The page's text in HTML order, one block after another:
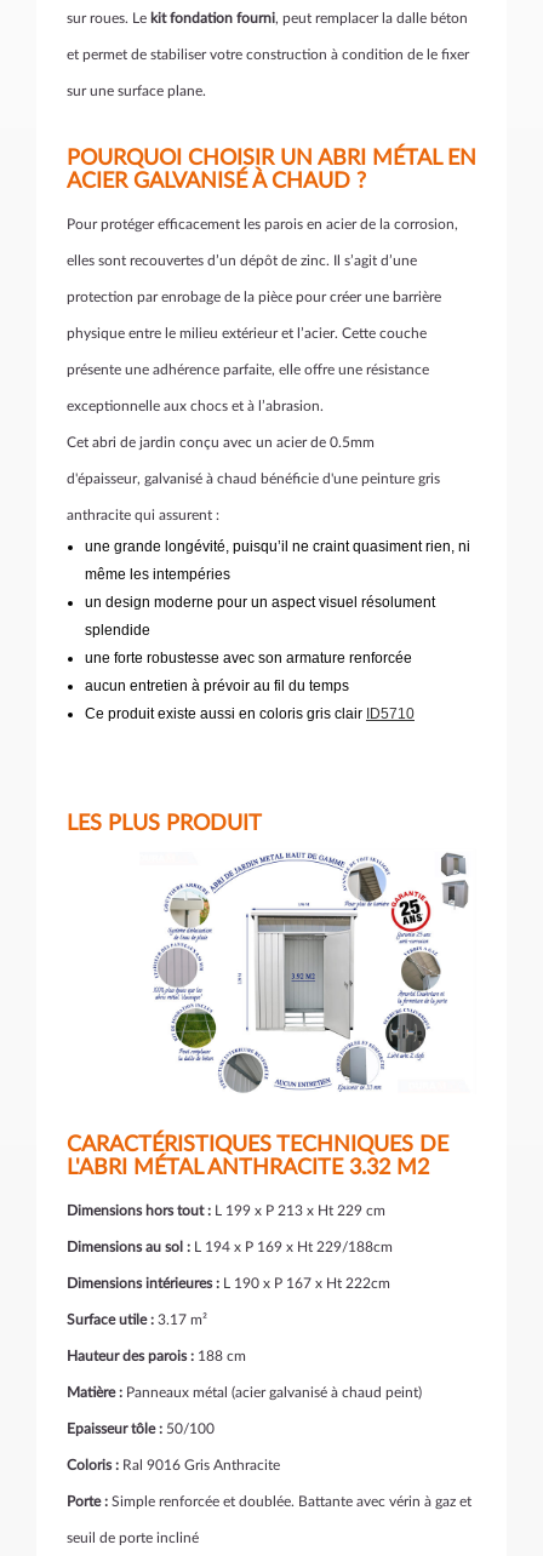
sur roues. Le kit fondation fourni, peut remplacer la dalle béton
et permet de stabiliser votre construction à condition de le fixer
sur une surface plane.
POURQUOI CHOISIR UN ABRI MÉTAL EN
ACIER GALVANISÉ À CHAUD ?
Pour protéger efficacement les parois en acier de la corrosion,
elles sont recouvertes d’un dépôt de zinc. Il s’agit d’une
protection par enrobage de la pièce pour créer une barrière
physique entre le milieu extérieur et l’acier. Cette couche
présente une adhérence parfaite, elle offre une résistance
exceptionnelle aux chocs et à l’abrasion.
Cet abri de jardin conçu avec un acier de 0.5mm
d'épaisseur, galvanisé à chaud bénéficie d'une peinture gris
anthracite qui assurent :
une grande longévité, puisqu’il ne craint quasiment rien, ni
même les intempéries
un design moderne pour un aspect visuel résolument
splendide
une forte robustesse avec son armature renforcée
aucun entretien à prévoir au fil du temps
Ce produit existe aussi en coloris gris clair ID5710
LES PLUS PRODUIT
CARACTÉRISTIQUES TECHNIQUES DE
L'ABRI MÉTAL ANTHRACITE 3.32 M2
Dimensions hors tout : L 199 x P 213 x Ht 229 cm
Dimensions au sol : L 194 x P 169 x Ht 229/188cm
Dimensions intérieures : L 190 x P 167 x Ht 222cm
Surface utile : 3.17 m²
Hauteur des parois : 188 cm
Matière : Panneaux métal (acier galvanisé à chaud peint)
Epaisseur tôle : 50/100
Coloris : Ral 9016 Gris Anthracite
Porte : Simple renforcée et doublée. Battante avec vérin à gaz et
seuil de porte incliné